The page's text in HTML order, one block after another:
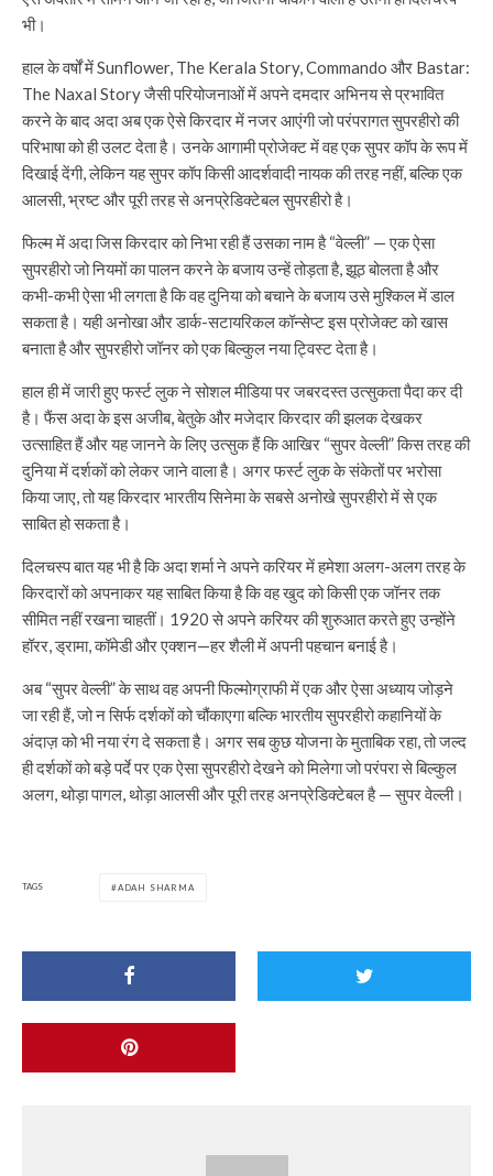
भी।
हाल के वर्षों में Sunflower, The Kerala Story, Commando और Bastar:
The Naxal Story जैसी परियोजनाओं में अपने दमदार अभिनय से प्रभावित
करने के बाद अदा अब एक ऐसे किरदार में नजर आएंगी जो परंपरागत सुपरहीरो की
परिभाषा को ही उलट देता है। उनके आगामी प्रोजेक्ट में वह एक सुपर कॉप के रूप में
दिखाई देंगी, लेकिन यह सुपर कॉप किसी आदर्शवादी नायक की तरह नहीं, बल्कि एक
आलसी, भ्रष्ट और पूरी तरह से अनप्रेडिक्टेबल सुपरहीरो है।
फिल्म में अदा जिस किरदार को निभा रही हैं उसका नाम है “वेल्ली” — एक ऐसा
सुपरहीरो जो नियमों का पालन करने के बजाय उन्हें तोड़ता है, झूठ बोलता है और
कभी-कभी ऐसा भी लगता है कि वह दुनिया को बचाने के बजाय उसे मुश्किल में डाल
सकता है। यही अनोखा और डार्क-सटायरिकल कॉन्सेप्ट इस प्रोजेक्ट को खास
बनाता है और सुपरहीरो जॉनर को एक बिल्कुल नया ट्विस्ट देता है।
हाल ही में जारी हुए फर्स्ट लुक ने सोशल मीडिया पर जबरदस्त उत्सुकता पैदा कर दी
है। फैंस अदा के इस अजीब, बेतुके और मजेदार किरदार की झलक देखकर
उत्साहित हैं और यह जानने के लिए उत्सुक हैं कि आखिर “सुपर वेल्ली” किस तरह की
दुनिया में दर्शकों को लेकर जाने वाला है। अगर फर्स्ट लुक के संकेतों पर भरोसा
किया जाए, तो यह किरदार भारतीय सिनेमा के सबसे अनोखे सुपरहीरो में से एक
साबित हो सकता है।
दिलचस्प बात यह भी है कि अदा शर्मा ने अपने करियर में हमेशा अलग-अलग तरह के
किरदारों को अपनाकर यह साबित किया है कि वह खुद को किसी एक जॉनर तक
सीमित नहीं रखना चाहतीं। 1920 से अपने करियर की शुरुआत करते हुए उन्होंने
हॉरर, ड्रामा, कॉमेडी और एक्शन—हर शैली में अपनी पहचान बनाई है।
अब “सुपर वेल्ली” के साथ वह अपनी फिल्मोग्राफी में एक और ऐसा अध्याय जोड़ने
जा रही हैं, जो न सिर्फ दर्शकों को चौंकाएगा बल्कि भारतीय सुपरहीरो कहानियों के
अंदाज़ को भी नया रंग दे सकता है। अगर सब कुछ योजना के मुताबिक रहा, तो जल्द
ही दर्शकों को बड़े पर्दे पर एक ऐसा सुपरहीरो देखने को मिलेगा जो परंपरा से बिल्कुल
अलग, थोड़ा पागल, थोड़ा आलसी और पूरी तरह अनप्रेडिक्टेबल है — सुपर वेल्ली।
TAGS ADAH SHARMA